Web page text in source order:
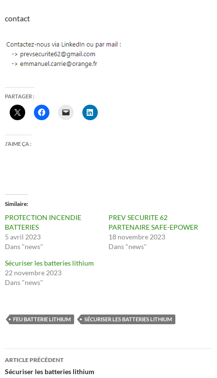
contact
PARTAGER :
J’AIME ÇA :
Similaire
PROTECTION INCENDIE
BATTERIES
5 avril 2023
Dans "news"
PREV SECURITE 62
PARTENAIRE SAFE-EPOWER
18 novembre 2023
Dans "news"
Sécuriser les batteries lithium
22 novembre 2023
Dans "news"
FEU BATTERIE LITHIUM SÉCURISER LES BATTERIES LITHIUM
Navigation
des
ARTICLE PRÉCÉDENT
Sécuriser les batteries lithium